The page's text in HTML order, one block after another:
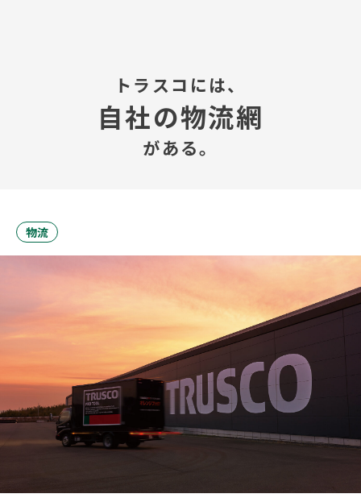
IR情報
やさしさ、未来へ
お問い合わせ
モノづくりを止めない トラスコには、
･･･がある
採用情報
サイトマップ
トラスコには、
自社の物流網
がある。
物流